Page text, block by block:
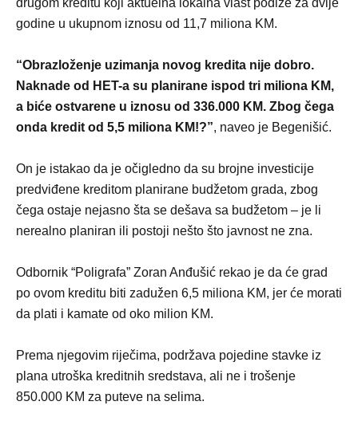
drugom kreditu koji aktuelna lokalna vlast podiže za dvije
godine u ukupnom iznosu od 11,7 miliona KM.
“Obrazloženje uzimanja novog kredita nije dobro.
Naknade od HET-a su planirane ispod tri miliona KM,
a biće ostvarene u iznosu od 336.000 KM. Zbog čega
onda kredit od 5,5 miliona KM!?”, naveo je Begenišić.
On je istakao da je očigledno da su brojne investicije
predviđene kreditom planirane budžetom grada, zbog
čega ostaje nejasno šta se dešava sa budžetom – je li
nerealno planiran ili postoji nešto što javnost ne zna.
Odbornik “Poligrafa” Zoran Anđušić rekao je da će grad
po ovom kreditu biti zadužen 6,5 miliona KM, jer će morati
da plati i kamate od oko milion KM.
Prema njegovim riječima, podržava pojedine stavke iz
plana utroška kreditnih sredstava, ali ne i trošenje
850.000 KM za puteve na selima.